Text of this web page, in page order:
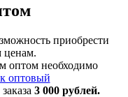
приобрести
ценам.
оптом необходимо
оптовый
3 000 рублей.